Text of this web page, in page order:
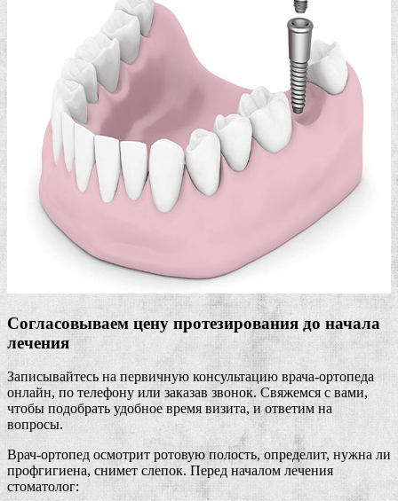
Согласовываем цену протезирования до начала
лечения
Записывайтесь на первичную консультацию врача-ортопеда
онлайн, по телефону или заказав звонок. Свяжемся с вами,
чтобы подобрать удобное время визита, и ответим на
вопросы.
Врач-ортопед осмотрит ротовую полость, определит, нужна ли
профгигиена, снимет слепок. Перед началом лечения
стоматолог: